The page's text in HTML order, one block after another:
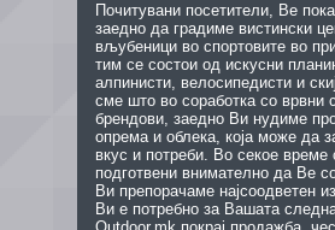
Почитувани посетители, Ве
заедно да градиме вистински
вљубеници во спортовите во
тим се состои од искусни
алпинисти, велосипедисти и
сме што во соработка со врвни
брендови, заедно Ви нудиме
опрема и облека, која може да
вкус и потреби. Во секое време
подготвени внимателно да Ве
Ви препорачаме најсоодветен
Ви е потребно за Вашата